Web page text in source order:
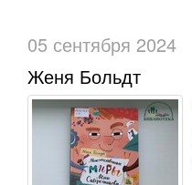
05 сентября 2024
Женя Больдт